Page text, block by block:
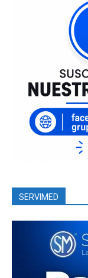
SERVIMED